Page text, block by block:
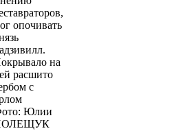
опочивать
на
расшито
с
Юлии